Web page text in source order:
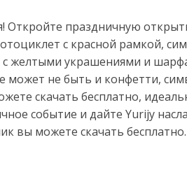
Откройте праздничную
с красной рамкой,
с желтыми украшениями и
может не быть и конфетти,
скачать бесплатно,
событие и дайте Yurijу
вы можете скачать